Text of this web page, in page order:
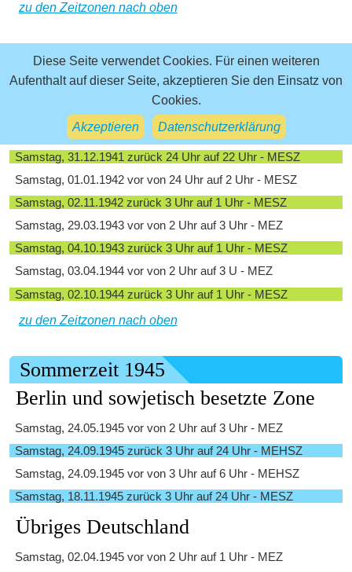
Diese Seite verwendet Cookies. Für einen weiteren
Aufenthalt auf dieser Seite, akzeptieren Sie den Einsatz von
Cookies.
Akzeptieren Datenschutzerklärung
zu den Zeitzonen nach oben
Sommerzeit 1940 - 1944
Samstag, 01.04.1940 vor von 2 Uhr auf 3 Uhr - MEZ
Samstag, 01.01.1941 vor von 24 Uhr auf 2 Uhr - MESZ
Samstag, 31.12.1941 zurück 24 Uhr auf 22 Uhr - MESZ
Samstag, 01.01.1942 vor von 24 Uhr auf 2 Uhr - MESZ
Samstag, 02.11.1942 zurück 3 Uhr auf 1 Uhr - MESZ
Samstag, 29.03.1943 vor von 2 Uhr auf 3 Uhr - MEZ
Samstag, 04.10.1943 zurück 3 Uhr auf 1 Uhr - MESZ
Samstag, 03.04.1944 vor von 2 Uhr auf 3 U - MEZ
Samstag, 02.10.1944 zurück 3 Uhr auf 1 Uhr - MESZ
zu den Zeitzonen nach oben
Sommerzeit 1945
Berlin und sowjetisch besetzte Zone
Samstag, 24.05.1945 vor von 2 Uhr auf 3 Uhr - MEZ
Samstag, 24.09.1945 zurück 3 Uhr auf 24 Uhr - MEHSZ
Samstag, 24.09.1945 vor von 3 Uhr auf 6 Uhr - MEHSZ
Samstag, 18.11.1945 zurück 3 Uhr auf 24 Uhr - MESZ
Übriges Deutschland
Samstag, 02.04.1945 vor von 2 Uhr auf 1 Uhr - MEZ